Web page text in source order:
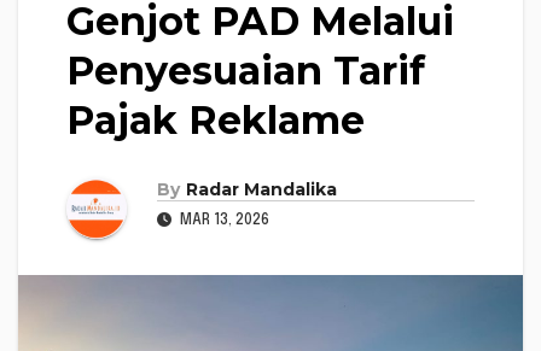
Genjot PAD Melalui
Penyesuaian Tarif
Pajak Reklame
By Radar Mandalika
MAR 13, 2026